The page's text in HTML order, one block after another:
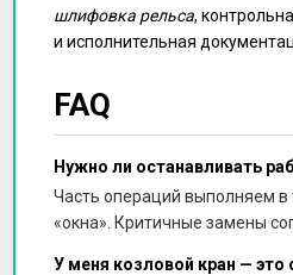
шлифовка рельса,
и исполнительная
FAQ
Нужно ли останавливать
Часть операций выполняем в
«окна». Критичные замены
У меня козловой кран — это